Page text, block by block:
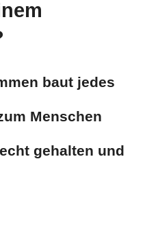
baut jedes
Menschen
gehalten und